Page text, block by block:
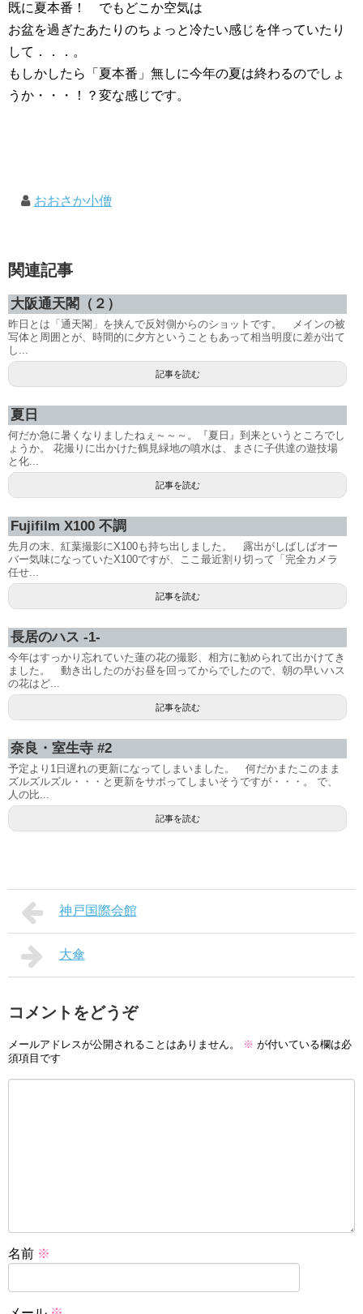
既に夏本番！ でもどこか空気は
お盆を過ぎたあたりのちょっと冷たい感じを伴っていたり
して．．．。
もしかしたら「夏本番」無しに今年の夏は終わるのでしょ
うか・・・！？変な感じです。
おおさか小僧
関連記事
大阪通天閣（２）
昨日とは「通天閣」を挟んで反対側からのショットです。 メインの被
写体と周囲とが、時間的に夕方ということもあって相当明度に差が出て
し...
記事を読む
夏日
何だか急に暑くなりましたねぇ～～～。『夏日』到来というところでし
ょうか。 花撮りに出かけた鶴見緑地の噴水は、まさに子供達の遊技場
と化...
記事を読む
Fujifilm X100 不調
先月の末、紅葉撮影にX100も持ち出しました。 露出がしばしばオー
バー気味になっていたX100ですが、ここ最近割り切って「完全カメラ
任せ...
記事を読む
長居のハス -1-
今年はすっかり忘れていた蓮の花の撮影、相方に勧められて出かけてき
ました。 動き出したのがお昼を回ってからでしたので、朝の早いハス
の花はど...
記事を読む
奈良・室生寺 #2
予定より1日遅れの更新になってしまいました。 何だかまたこのまま
ズルズルズル・・・と更新をサボってしまいそうですが・・・。 で、
人の比...
記事を読む
神戸国際会館
大傘
コメントをどうぞ
メールアドレスが公開されることはありません。 ※ が付いている欄は必
須項目です
名前 ※